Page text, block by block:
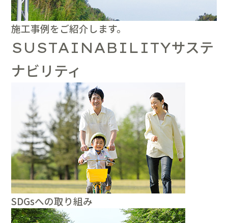
施工事例をご紹介します。
SUSTAINABILITYサステ
ナビリティ
SDGsへの取り組み